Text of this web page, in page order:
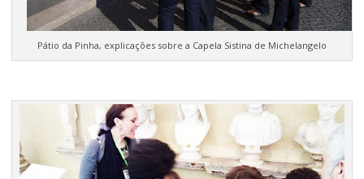
Pátio da Pinha, explicações sobre a Capela Sistina de Michelangelo